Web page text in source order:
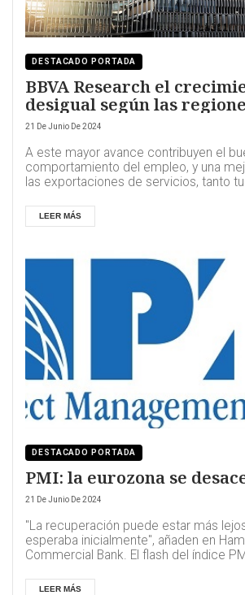
DESTACADO PORTADA
BBVA Research el
desigual según las
21 De Junio De 2024
A este mayor avance contribuyen el
comportamiento del empleo, y una
las exportaciones de servicios, tanto
LEER MÁS
DESTACADO PORTADA
PMI: la eurozona se
21 De Junio De 2024
"La recuperación puede estar más
esperaba inicialmente", añaden en
Commercial Bank. El flash del índice
LEER MÁS